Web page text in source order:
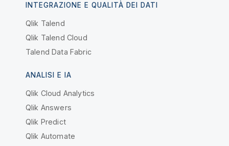
INTEGRAZIONE E QUALITÀ DEI DATI
Qlik Talend
Qlik Talend Cloud
Talend Data Fabric
ANALISI E IA
Qlik Cloud Analytics
Qlik Answers
Qlik Predict
Qlik Automate